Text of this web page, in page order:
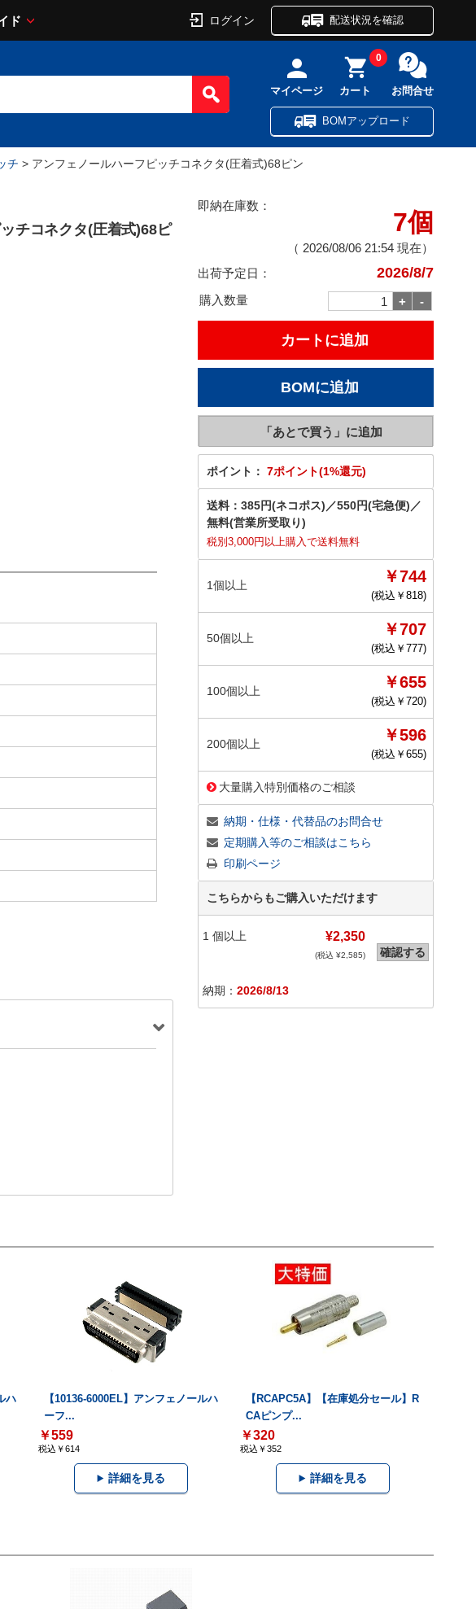
ド ログイン 配送状況を確認
マイページ カート
0
お問合せ
BOMアップロード
チ > アンフェノールハーフピッチコネクタ(圧着式)68ピン
チコネクタ(圧着式)68ピ
即納在庫数：
7個
（ 2026/08/06 21:54 現在）
出荷予定日：
2026/8/7
購入数量
ポイント： 7ポイント(1%還元)
送料： 385円(ネコポス) ／550円(宅急便) ／
無料(営業所受取り)
税別3,000円以上購入で送料無料
1個以上 ￥744
(税込￥ 818)
50個以上 ￥707
(税込￥ 777)
100個以上 ￥655
(税込￥ 720)
200個以上 ￥596
(税込￥ 655)
大量購入特別価格のご相談
納期・仕様・代替品のお問合せ
定期購入等のご相談はこちら
印刷ページ
こちらからもご購入いただけます
1 個以上 ¥2,350
(税込 ¥2,585)
納期： 2026/8/13
確認する
ハ
【10136-6000EL】アンフェノールハ
ーフ...
￥559
税込￥614
詳細を見る
【RCAPC5A】【在庫処分セール】R
CAピンプ...
￥320
税込￥352
詳細を見る